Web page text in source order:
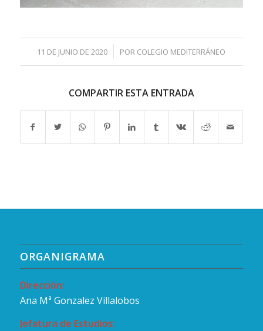
11 DE JUNIO DE 2020
/ POR COLEGIO MEDITERRÁNEO
COMPARTIR ESTA ENTRADA
ORGANIGRAMA
Dirección:
Ana Mª Gonzalez Villalobos
Jefatura de Estudios: